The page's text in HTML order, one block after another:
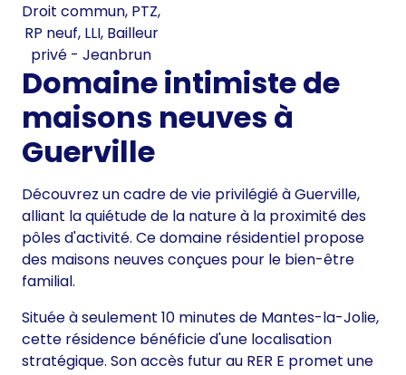
Droit commun, PTZ,
RP neuf, LLI, Bailleur
privé - Jeanbrun
Domaine intimiste de
maisons neuves à
Guerville
Découvrez un cadre de vie privilégié à Guerville,
alliant la quiétude de la nature à la proximité des
pôles d'activité. Ce domaine résidentiel propose
des maisons neuves conçues pour le bien-être
familial.
Située à seulement 10 minutes de Mantes-la-Jolie,
cette résidence bénéficie d'une localisation
stratégique. Son accès futur au RER E promet une